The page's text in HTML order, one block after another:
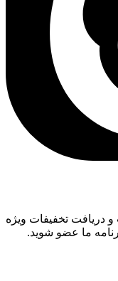
دریافت تخفیفات ویژه
ما عضو شوید.